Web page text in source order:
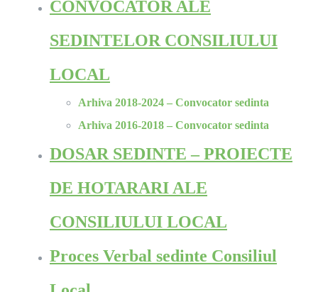
CONVOCATOR ALE
SEDINTELOR CONSILIULUI
LOCAL
Arhiva 2018-2024 – Convocator sedinta
Arhiva 2016-2018 – Convocator sedinta
DOSAR SEDINTE – PROIECTE
DE HOTARARI ALE
CONSILIULUI LOCAL
Proces Verbal sedinte Consiliul